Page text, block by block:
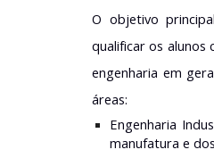
O objetivo
qualificar os
engenharia em
áreas:
Engenharia
manufatura e